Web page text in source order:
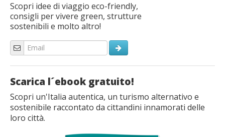
Scopri idee di viaggio eco-friendly,
consigli per vivere green, strutture
sostenibili e molto altro!
Scarica l´ebook gratuito!
Scopri un'Italia autentica, un turismo alternativo e
sostenibile raccontato da cittandini innamorati delle
loro città.